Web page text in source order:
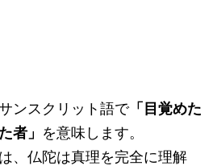
ンスクリット語で「目覚めた
者」 を意味します。
、仏陀は真理を完全に理解